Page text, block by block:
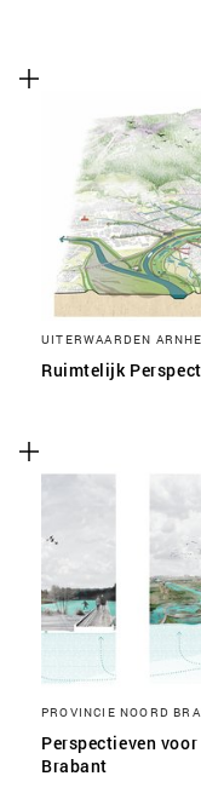
UITERWAARDEN
Ruimtelijk
PROVINCIE NOORD
Perspectieven
Brabant